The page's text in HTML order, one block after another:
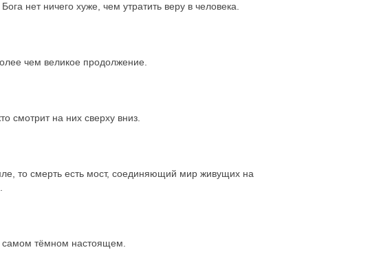
нет ничего хуже, чем утратить веру в человека.
чем великое продолжение.
смотрит на них сверху вниз.
то смерть есть мост, соединяющий мир живущих на
самом тёмном настоящем.